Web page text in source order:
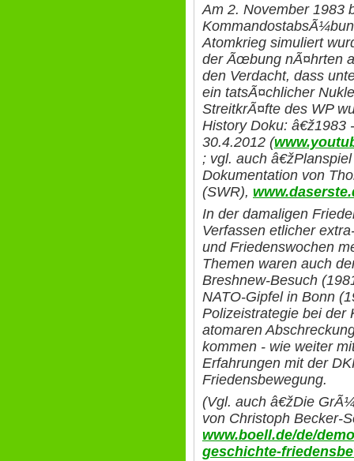
Am 2. November 1983
Atomkrieg simuliert
der Ãœbung nÃ¤hrten
den Verdacht, dass
ein tatsÃ¤chlicher
StreitkrÃ¤fte des WP
History Doku: â€ž1983
30.4.2012 (
; vgl. auch
Dokumentation von
(SWR),
In der damaligen
Verfassen etlicher
und Friedenswochen
Themen waren auch
Breshnew-Besuch
NATO-Gipfel in Bonn
Polizeistrategie bei der
atomaren
kommen - wie weiter
Erfahrungen mit der
Friedensbewegung.
(Vgl. auch â€žDie
von Christoph Becker-
www.boell.de/de/
geschichte-